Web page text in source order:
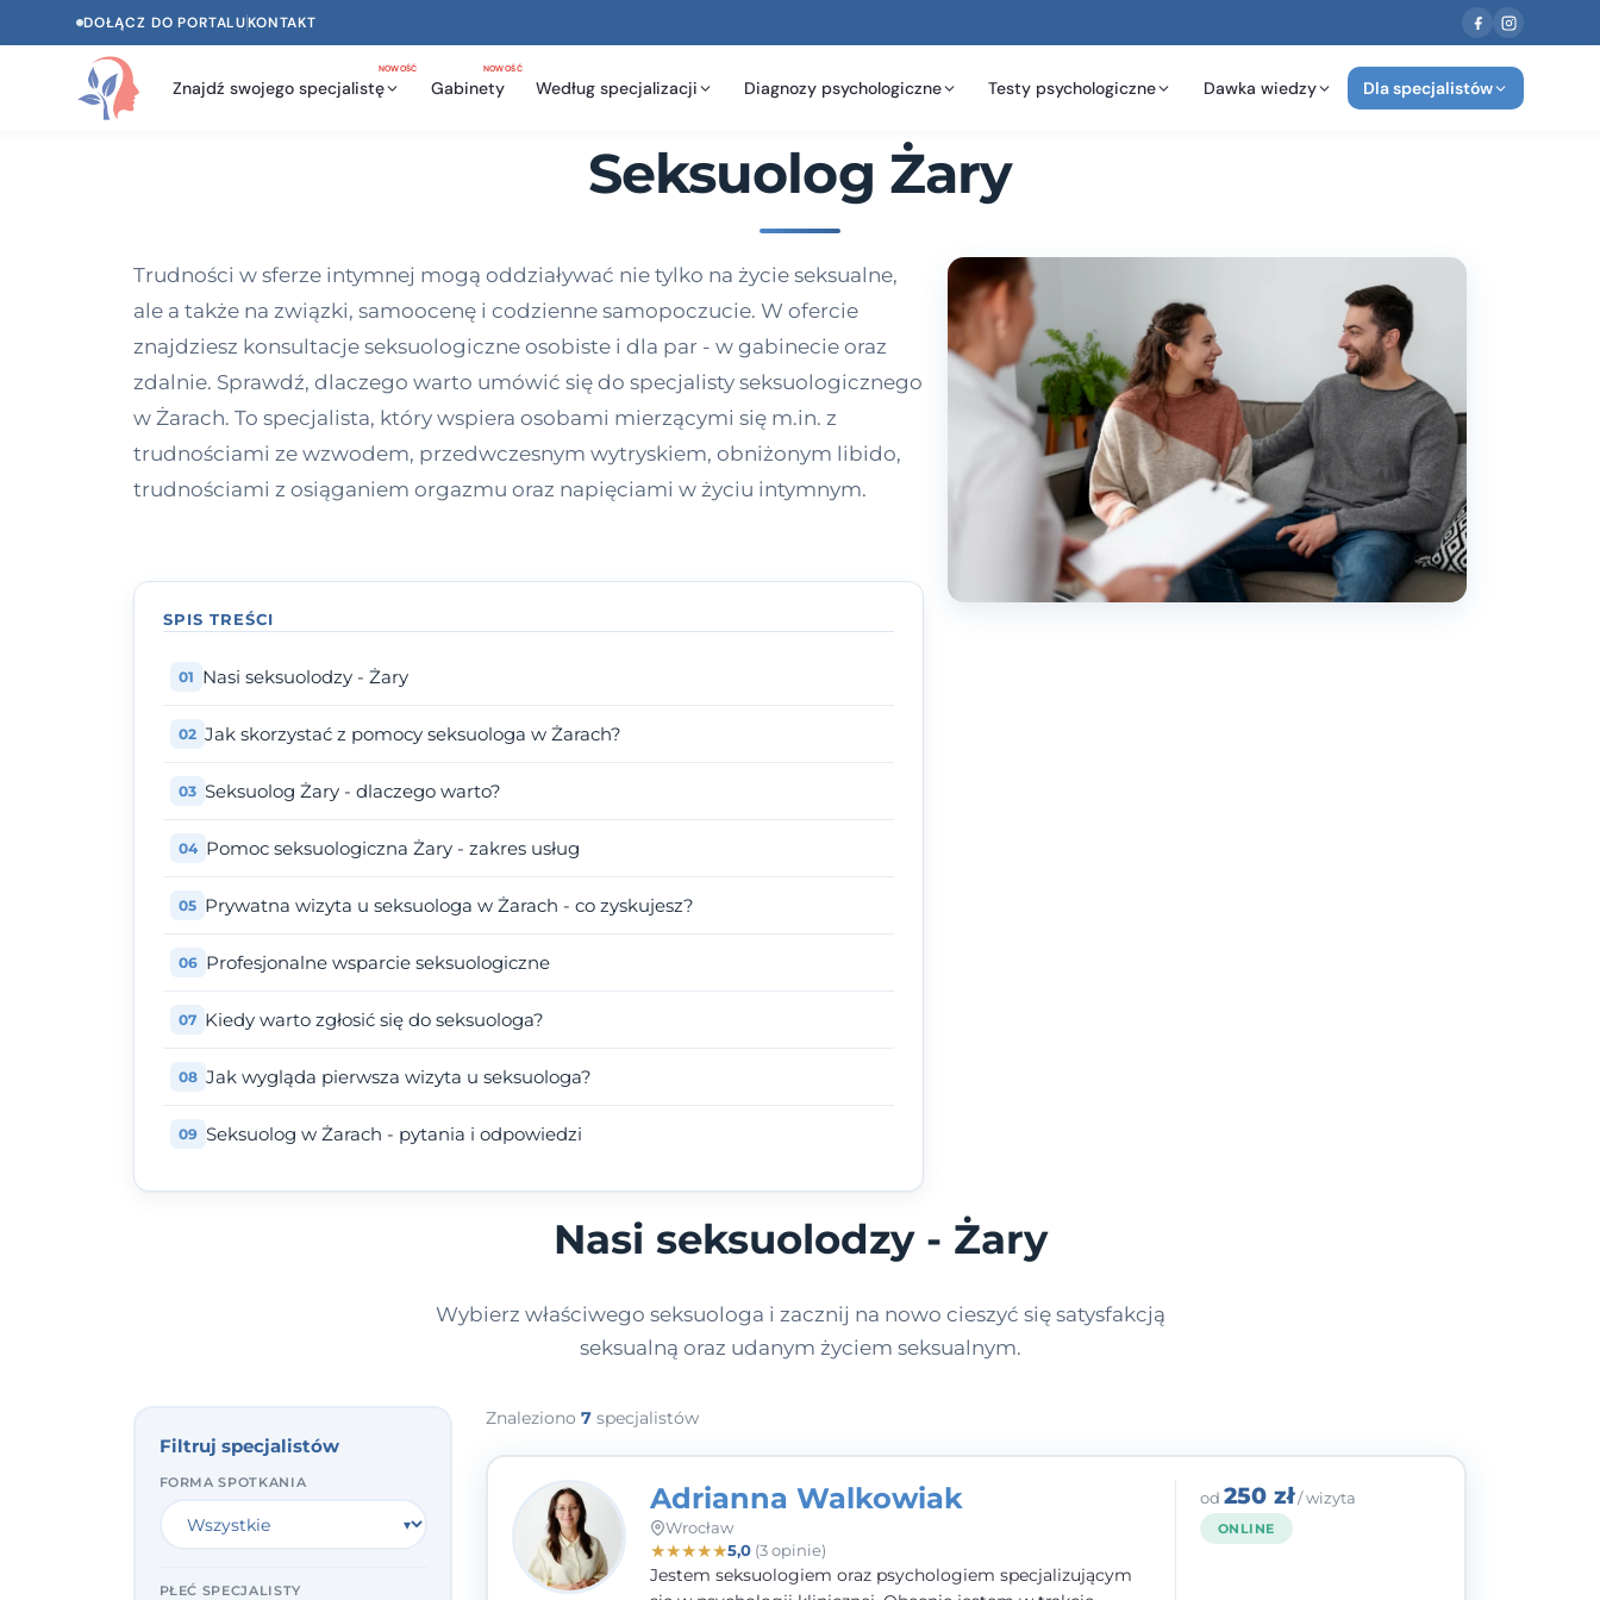
DOŁĄCZ DO PORTALUKONTAKT
Znajdź swojego specjalistę
NOWOŚĆ
Gabinety
NOWOŚĆ
Według specjalizacji Diagnozy psychologiczne Testy psychologiczne Dawka wiedzy Dla specjalistów
Seksuolog Żary
Trudności w sferze intymnej mogą oddziaływać nie tylko na życie seksualne,
ale a także na związki, samoocenę i codzienne samopoczucie. W ofercie
znajdziesz konsultacje seksuologiczne osobiste i dla par - w gabinecie oraz
zdalnie. Sprawdź, dlaczego warto umówić się do specjalisty seksuologicznego
w Żarach. To specjalista, który wspiera osobami mierzącymi się m.in. z
trudnościami ze wzwodem, przedwczesnym wytryskiem, obniżonym libido,
trudnościami z osiąganiem orgazmu oraz napięciami w życiu intymnym.
SPIS TREŚCI
Nasi seksuolodzy - Żary
Jak skorzystać z pomocy seksuologa w Żarach?
Seksuolog Żary - dlaczego warto?
Pomoc seksuologiczna Żary - zakres usług
Prywatna wizyta u seksuologa w Żarach - co zyskujesz?
Profesjonalne wsparcie seksuologiczne
Kiedy warto zgłosić się do seksuologa?
Jak wygląda pierwsza wizyta u seksuologa?
Seksuolog w Żarach - pytania i odpowiedzi
Nasi seksuolodzy - Żary
Wybierz właściwego seksuologa i zacznij na nowo cieszyć się satysfakcją
seksualną oraz udanym życiem seksualnym.
Filtruj specjalistów
FORMA SPOTKANIA
PŁEĆ SPECJALISTY
Znaleziono 7 specjalistów
Adrianna Walkowiak
Wrocław
★★★★★5,0(3 opinie)
Jestem seksuologiem oraz psychologiem specjalizującym
od 250 zł/ wizyta
ONLINE